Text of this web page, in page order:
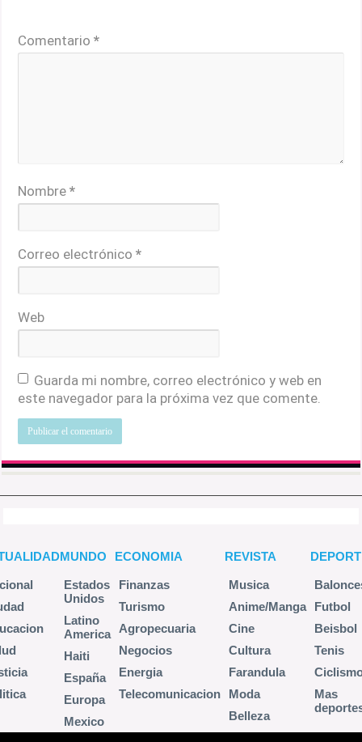
Comentario*
Nombre*
Correo electrónico*
Web
Guarda mi nombre, correo electrónico y web en
este navegador para la próxima vez que comente.
MUNDO
Estados
Unidos
Latino
America
Haiti
España
Europa
Mexico
ECONOMIA
Finanzas
Turismo
Agropecuaria
Negocios
Energia
Telecomunicacion
REVISTA
Musica
Anime/Manga
Cine
Cultura
Farandula
Moda
Belleza
Futbol
Beisbol
Tenis
Mas